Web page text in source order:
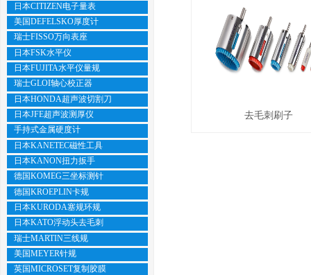
去毛刺刷子
日本CITIZEN电子量表
美国DEFELSKO厚度计
瑞士FISSO万向表座
日本FSK水平仪
日本FUJITA水平仪量规
瑞士GLOI轴心校正器
日本HONDA超声波切割刀
日本JFE超声波测厚仪
手持式金属硬度计
日本KANETEC磁性工具
日本KANON扭力扳手
德国KOMEG三坐标测针
德国KROEPLIN卡规
日本KURODA塞规环规
日本KATO浮动头去毛刺
瑞士MARTIN三线规
美国MEYER针规
英国MICROSET复制胶膜